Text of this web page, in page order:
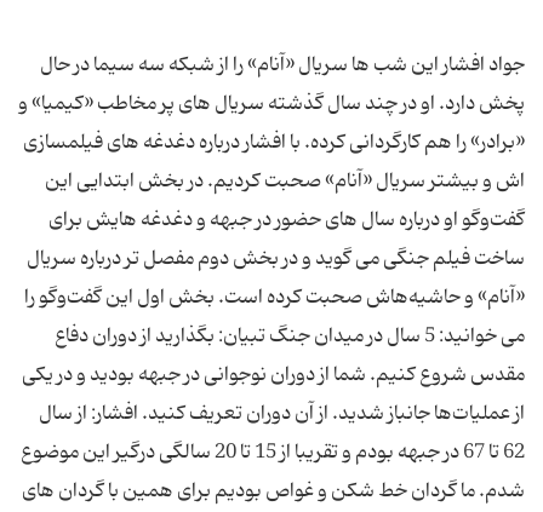
جواد افشار این شب ها سریال «آنام» را از شبکه سه سیما در حال
پخش دارد. او در چند سال گذشته سریال های پر مخاطب «کیمیا» و
«برادر» را هم کارگردانی کرده. با افشار درباره دغدغه های فیلمسازی
اش و بیشتر سریال «آنام» صحبت کردیم. در بخش ابتدایی این
گفت‌وگو او درباره سال های حضور در جبهه و دغدغه هایش برای
ساخت فیلم جنگی می گوید و در بخش دوم مفصل تر درباره سریال
«آنام» و حاشیه‌هاش صحبت کرده است. بخش اول این گفت‌و‌گو را
می خوانید: 5 سال در میدان جنگ تبیان: بگذارید از دوران دفاع
مقدس شروع کنیم. شما از دوران نوجوانی در جبهه بودید و در یکی
از عملیات‌ها جانباز شدید. از آن دوران تعریف کنید. افشار: از سال
62 تا 67 در جبهه بودم و تقریبا از 15 تا 20 سالگی درگیر این موضوع
شدم. ما گردان خط شکن و غواص بودیم برای همین با گردان های